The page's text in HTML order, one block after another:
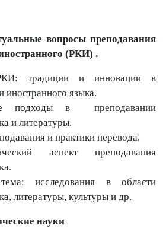
вопросы преподавания
(РКИ) .
традиции и инновации в
иностранного языка.
подходы в
преподавании
и литературы.
и практики перевода.
аспект преподавания
исследования в области
литературы, культуры и др.
науки